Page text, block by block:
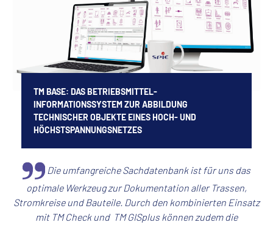
TM BASE: DAS BETRIEBSMITTEL-
INFORMATIONSSYSTEM ZUR ABBILDUNG
TECHNISCHER OBJEKTE EINES HOCH- UND
HÖCHSTSPANNUNGSNETZES
Die umfangreiche Sachdatenbank ist für uns das
optimale Werkzeug zur Dokumentation aller Trassen,
Stromkreise und Bauteile. Durch den kombinierten Einsatz
mit TM Checkund TM GISpluskönnen zudem die